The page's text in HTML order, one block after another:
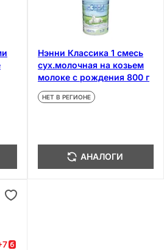
Нэнни Классика 1 смесь
сух.молочная на козьем
молоке с рождения 800 г
НЕТ В РЕГИОНЕ
АНАЛОГИ
7